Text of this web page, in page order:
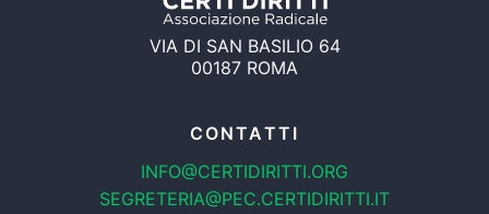
VIA DI SAN BASILIO 64
00187 ROMA
CONTATTI
INFO@CERTIDIRITTI.ORG
SEGRETERIA@PEC.CERTIDIRITTI.IT